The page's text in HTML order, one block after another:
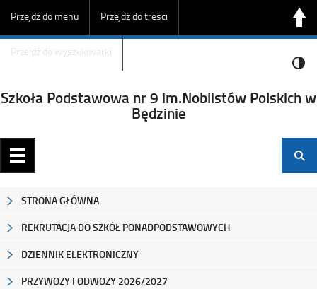
Przejdź do menu Przejdź do treści
Przejdź do wyszukiwarki
Szkoła Podstawowa nr 9 im.Noblistów Polskich w
Będzinie
STRONA GŁÓWNA
REKRUTACJA DO SZKÓŁ PONADPODSTAWOWYCH
DZIENNIK ELEKTRONICZNY
PRZYWOZY I ODWOZY 2026/2027